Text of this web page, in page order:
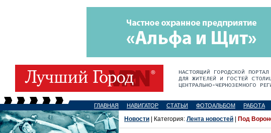
ГЛАВНАЯ НАВИГАТОР СТАТЬИ ФОТОАЛЬБОМ РАБОТА
Новости | Категория: Лента новостей Под